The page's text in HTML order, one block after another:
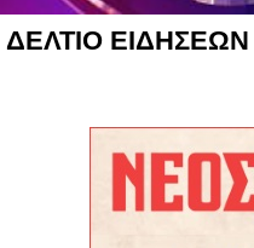
ΔΕΛΤΙΟ ΕΙΔΗΣΕΩΝ